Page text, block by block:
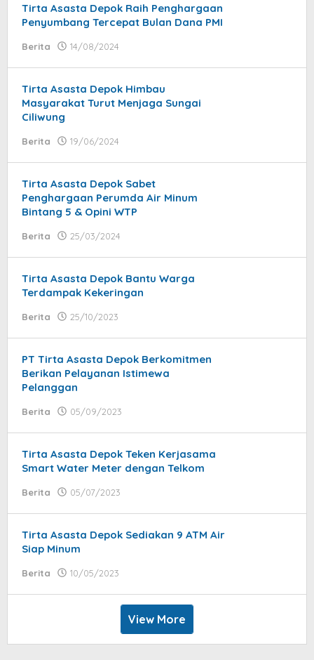
Tirta Asasta Depok Raih Penghargaan
Penyumbang Tercepat Bulan Dana PMI
Berita 14/08/2024
Tirta Asasta Depok Himbau
Masyarakat Turut Menjaga Sungai
Ciliwung
Berita 19/06/2024
Tirta Asasta Depok Sabet
Penghargaan Perumda Air Minum
Bintang 5 & Opini WTP
Berita 25/03/2024
Tirta Asasta Depok Bantu Warga
Terdampak Kekeringan
Berita 25/10/2023
PT Tirta Asasta Depok Berkomitmen
Berikan Pelayanan Istimewa
Pelanggan
Berita 05/09/2023
Tirta Asasta Depok Teken Kerjasama
Smart Water Meter dengan Telkom
Berita 05/07/2023
Tirta Asasta Depok Sediakan 9 ATM Air
Siap Minum
Berita 10/05/2023
View More